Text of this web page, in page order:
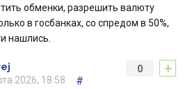
обменки, разрешить валюту
в госбанках, со спредом в 50%,
нашлись.
+
0
2026, 18:58
#